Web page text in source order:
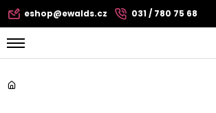
eshop@ewalds.cz 031 / 780 75 68